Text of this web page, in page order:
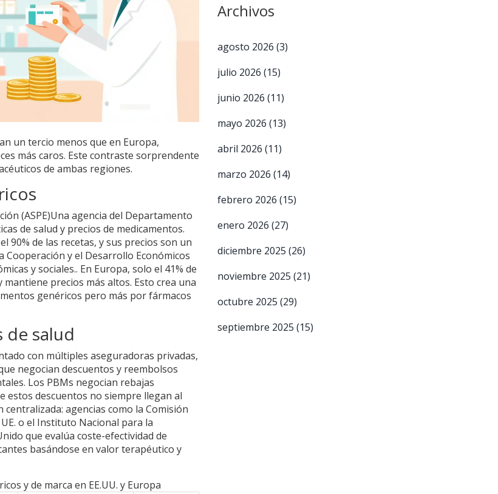
un tercio menos que en Europa,
más caros. Este contraste sorprendente
de ambas regiones.
(ASPE)Una agencia del Departamento
de salud y precios de medicamentos.
90% de las recetas, y sus precios son un
Cooperación y el Desarrollo Económicos
y sociales.. En Europa, solo el 41% de
precios más altos. Esto crea una
genéricos pero más por fármacos
de salud
con múltiples aseguradoras privadas,
negocian descuentos y reembolsos
Los PBMs negocian rebajas
estos descuentos no siempre llegan al
centralizada: agencias como la Comisión
o el Instituto Nacional para la
que evalúa coste-efectividad de
basándose en valor terapéutico y
y de marca en EE.UU. y Europa
Archivos
agosto 2026 (3)
julio 2026 (15)
junio 2026 (11)
mayo 2026 (13)
abril 2026 (11)
marzo 2026 (14)
febrero 2026 (15)
enero 2026 (27)
diciembre 2025 (26)
noviembre 2025 (21)
octubre 2025 (29)
septiembre 2025 (15)